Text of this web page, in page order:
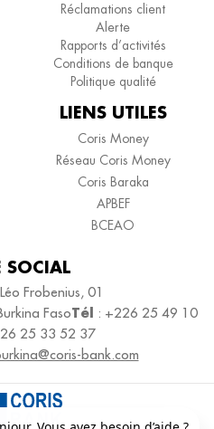
Réclamations client
Alerte
Rapports d’activités
Conditions de banque
Politique qualité
LIENS UTILES
Coris Money
Réseau Coris Money
Coris Baraka
APBEF
BCEAO
SOCIAL
Frobenius, 01
FasoTél : +226 25 49 10
25 33 52 37
bank.com